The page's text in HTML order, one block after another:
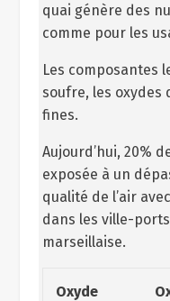
quai génère des
comme pour les
Les composantes
soufre, les oxydes
fines.
Aujourd’hui, 20%
exposée à un
qualité de l’air
dans les ville-
marseillaise.
Oxyde